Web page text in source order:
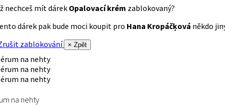
nechceš mít dárek Opalovací krém zablokovaný?
dárek pak bude moci koupit pro Hana Kropáčķová někdo
zablokování
× Zpět
na nehty